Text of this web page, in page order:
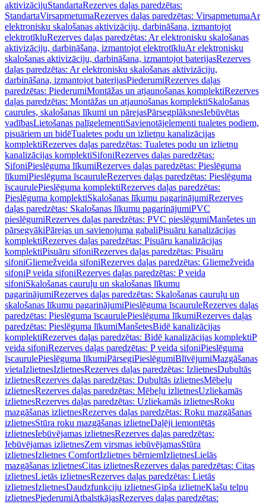
aktivizācijuStandartaRezerves daļas paredzētas:
StandartaVirsapmetumaRezerves daļas paredzētas: VirsapmetumaAr
elektronisku skalošanas aktivizāciju, darbināšana, izmantojot
elektrotīkluRezerves daļas paredzētas: Ar elektronisku skalošanas
aktivizāciju, darbināšana, izmantojot elektrotīkluAr elektronisku
skalošanas aktivizāciju, darbināšana, izmantojot baterijasRezerves
daļas paredzētas: Ar elektronisku skalošanas aktivizāciju,
darbināšana, izmantojot baterijasPiederumiRezerves daļas
paredzētas: PiederumiMontāžas un atjaunošanas komplektiRezerves
daļas paredzētas: Montāžas un atjaunošanas komplektiSkalošanas
caurules, skalošanas līkumi un pārejasPārsegplāksnesIebūvētas
vadībasLietošanas palīgelementiSavienotājelementi tualetes podiem,
pisuāriem un bidēTualetes podu un izlietņu kanalizācijas
komplektiRezerves daļas paredzētas: Tualetes podu un izlietņu
kanalizācijas komplektiSifoniRezerves daļas paredzētas:
SifoniPieslēguma līkumiRezerves daļas paredzētas: Pieslēguma
līkumiPieslēguma īscauruleRezerves daļas paredzētas: Pieslēguma
īscaurulePieslēguma komplektiRezerves daļas paredzētas:
Pieslēguma komplektiSkalošanas līkumu pagarinājumiRezerves
daļas paredzētas: Skalošanas līkumu pagarinājumiPVC
pieslēgumiRezerves daļas paredzētas: PVC pieslēgumiManšetes un
pārsegvākiPārejas un savienojuma gabaliPisuāru kanalizācijas
komplektiRezerves daļas paredzētas: Pisuāru kanalizācijas
komplektiPisuāru sifoniRezerves daļas paredzētas: Pisuāru
sifoniGliemežveida sifoniRezerves daļas paredzētas: Gliemežveida
sifoniP veida sifoniRezerves daļas paredzētas: P veida
sifoniSkalošanas cauruļu un skalošanas līkumu
pagarinājumiRezerves daļas paredzētas: Skalošanas cauruļu un
skalošanas līkumu pagarinājumiPieslēguma īscauruleRezerves daļas
paredzētas: Pieslēguma īscaurulePieslēguma līkumiRezerves daļas
paredzētas: Pieslēguma līkumiManšetesBidē kanalizācijas
komplektiRezerves daļas paredzētas: Bidē kanalizācijas komplektiP
veida sifoniRezerves daļas paredzētas: P veida sifoniPieslēguma
īscaurulePieslēguma līkumiPārsegiPieslēgumiBlīvējumiMazgāšanas
vietaIzlietnesIzlietnesRezerves daļas paredzētas: IzlietnesDubultās
izlietnesRezerves daļas paredzētas: Dubultās izlietnesMēbeļu
izlietnesRezerves daļas paredzētas: Mēbeļu izlietnesUzliekamās
izlietnesRezerves daļas paredzētas: Uzliekamās izlietnesRoku
mazgāšanas izlietnesRezerves daļas paredzētas: Roku mazgāšanas
izlietnesStūra roku mazgāšanas izlietneDaļēji iemontētās
izlietnesIebūvējamas izlietnesRezerves daļas paredzētas:
Iebūvējamas izlietnesZem virsmas iebūvējamasStūra
izlietnesIzlietnes ComfortIzlietnes bērniemIzlietnesLielās
mazgāšanas izlietnesCitas izlietnesRezerves daļas paredzētas: Citas
izlietnesLietās izlietnesRezerves daļas paredzētas: Lietās
izlietnesIzlietnesDaudzfunkciju izlietnesĢipša izlietneKlašu telpu
izlietnesPiederumiAtbalstkājasRezerves daļas paredzētas: